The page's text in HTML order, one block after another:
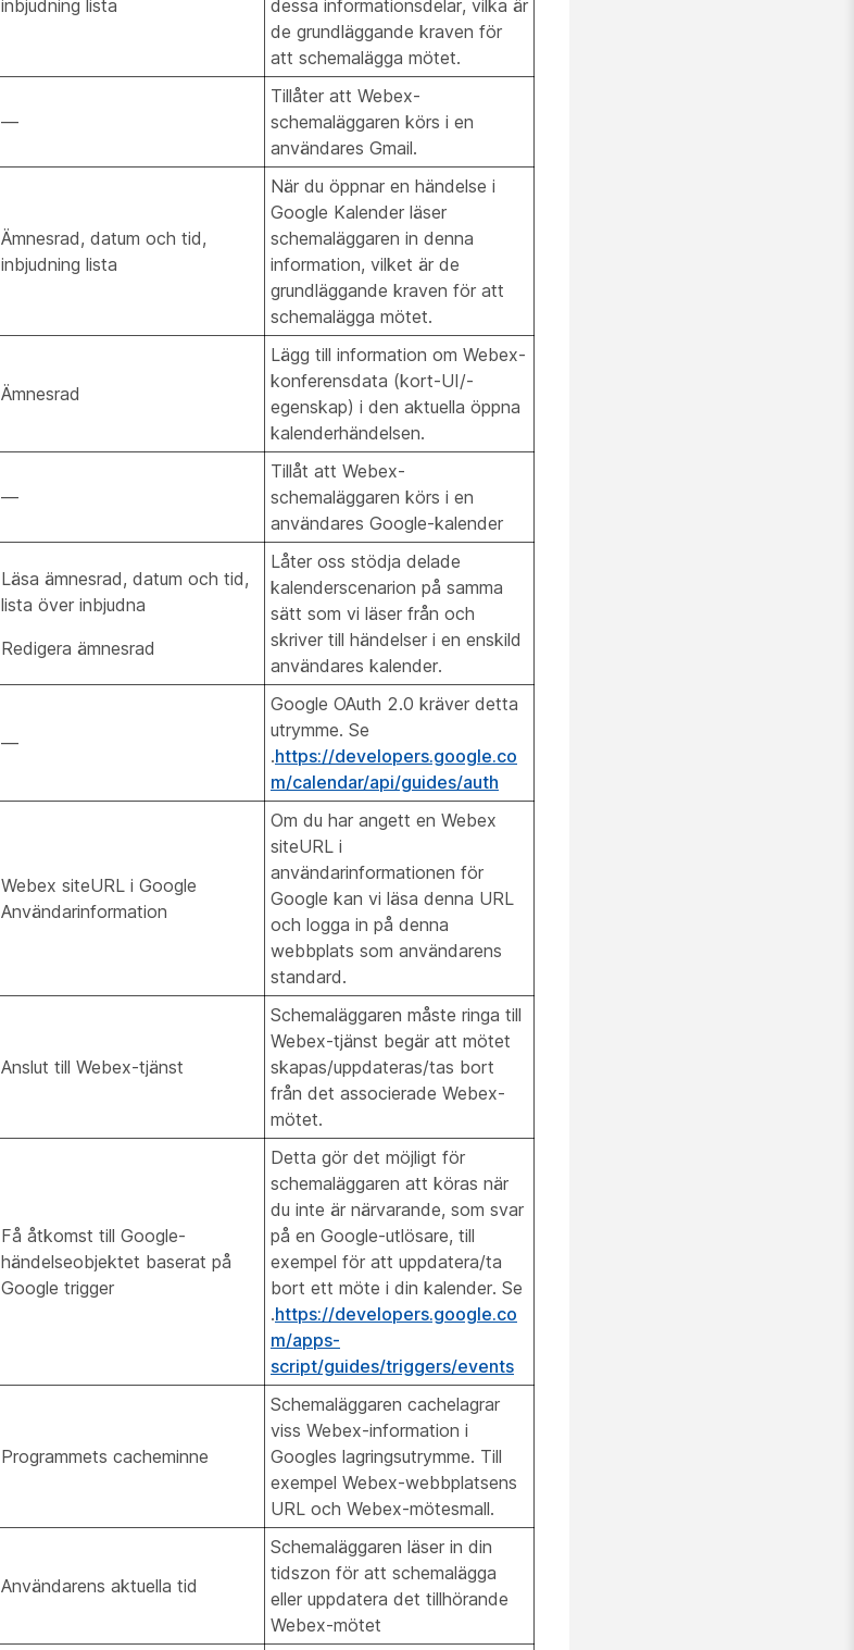
inbjudning lista
dessa informationsdelar, vilka är
de grundläggande kraven för
att schemalägga mötet.
—
Tillåter att Webex-
schemaläggaren körs i en
användares Gmail.
Ämnesrad, datum och tid,
inbjudning lista
När du öppnar en händelse i
Google Kalender läser
schemaläggaren in denna
information, vilket är de
grundläggande kraven för att
schemalägga mötet.
Ämnesrad
Lägg till information om Webex-
konferensdata (kort-UI/-
egenskap) i den aktuella öppna
kalenderhändelsen.
—
Tillåt att Webex-
schemaläggaren körs i en
användares Google-kalender
Läsa ämnesrad, datum och tid,
lista över inbjudna
Redigera ämnesrad
Låter oss stödja delade
kalenderscenarion på samma
sätt som vi läser från och
skriver till händelser i en enskild
användares kalender.
—
Google OAuth 2.0 kräver detta
utrymme. Se
.https://developers.google.co
m/calendar/api/guides/auth
Webex siteURL i Google
Användarinformation
Om du har angett en Webex
siteURL i
användarinformationen för
Google kan vi läsa denna URL
och logga in på denna
webbplats som användarens
standard.
Anslut till Webex-tjänst
Schemaläggaren måste ringa till
Webex-tjänst begär att mötet
skapas/uppdateras/tas bort
från det associerade Webex-
mötet.
Få åtkomst till Google-
händelseobjektet baserat på
Google trigger
Detta gör det möjligt för
schemaläggaren att köras när
du inte är närvarande, som svar
på en Google-utlösare, till
exempel för att uppdatera/ta
bort ett möte i din kalender. Se
.https://developers.google.co
m/apps-
script/guides/triggers/events
Programmets cacheminne
Schemaläggaren cachelagrar
viss Webex-information i
Googles lagringsutrymme. Till
exempel Webex-webbplatsens
URL och Webex-mötesmall.
Användarens aktuella tid
Schemaläggaren läser in din
tidszon för att schemalägga
eller uppdatera det tillhörande
Webex-mötet